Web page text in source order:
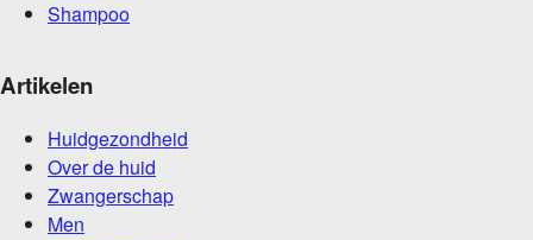
Shampoo
Artikelen
Huidgezondheid
Over de huid
Zwangerschap
Men